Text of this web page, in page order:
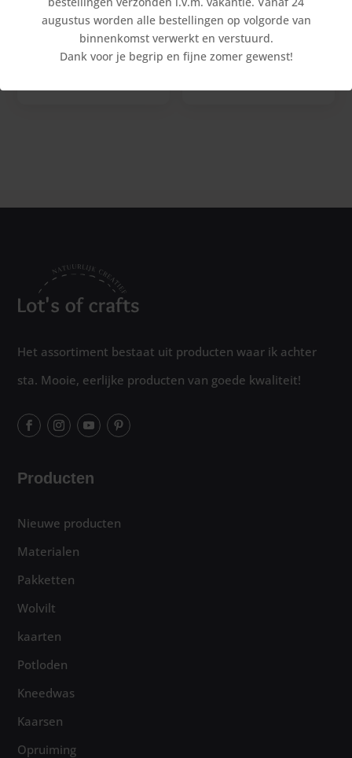
augustus worden alle bestellingen op volgorde van
binnenkomst verwerkt en verstuurd.
Dank voor je begrip en fijne zomer gewenst!
Herfstboom
Het assortiment bestaat uit producten waar ik achter
sta. Mooie, eerlijke producten van goede kwaliteit!
Producten
Nieuwe producten
Materialen
Pakketten
Wolvilt
kaarten
Potloden
Kneedwas
Kaarsen
Opruiming